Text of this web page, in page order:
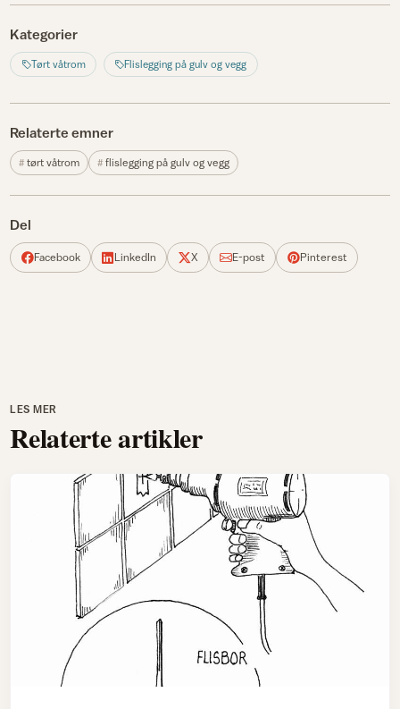
Kategorier
Tørt våtrom Flislegging på gulv og vegg
Relaterte emner
tørt våtrom flislegging på gulv og vegg
Del
Facebook LinkedIn X E-post Pinterest
LES MER
Relaterte artikler